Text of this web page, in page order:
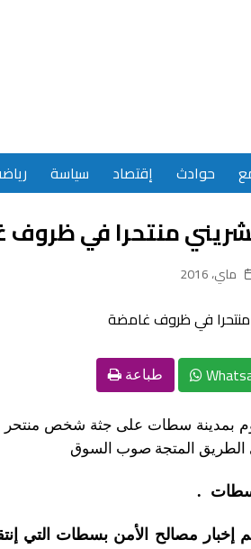
حوادث إقتصاد سياسة
منتحرا في
طباعة
بمدينة سطات على جثة شخص منتحر
المتجة صوب السوق
سطات .
إخبار مصالح الأمن بسطات التي